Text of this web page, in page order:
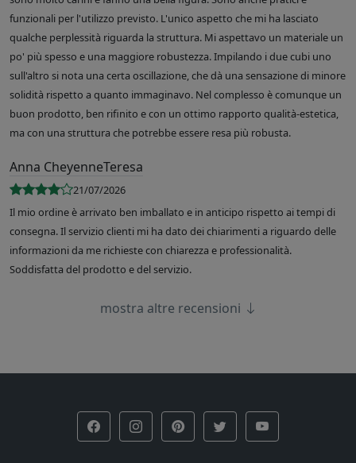
funzionali per l'utilizzo previsto. L'unico aspetto che mi ha lasciato
qualche perplessità riguarda la struttura. Mi aspettavo un materiale un
po' più spesso e una maggiore robustezza. Impilando i due cubi uno
sull'altro si nota una certa oscillazione, che dà una sensazione di minore
solidità rispetto a quanto immaginavo. Nel complesso è comunque un
buon prodotto, ben rifinito e con un ottimo rapporto qualità-estetica,
ma con una struttura che potrebbe essere resa più robusta.
Anna CheyenneTeresa
21/07/2026
Il mio ordine è arrivato ben imballato e in anticipo rispetto ai tempi di
consegna. Il servizio clienti mi ha dato dei chiarimenti a riguardo delle
informazioni da me richieste con chiarezza e professionalità.
Soddisfatta del prodotto e del servizio.
mostra altre recensioni